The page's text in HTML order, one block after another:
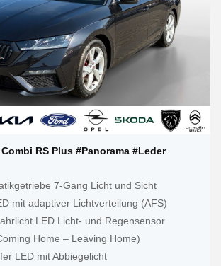
RS Plus #Panorama #Leder
7-Gang Licht und Sicht
mit adaptiver Lichtverteilung (AFS)
LED Licht- und Regensensor
Home – Leaving Home)
LED mit Abbiegelicht